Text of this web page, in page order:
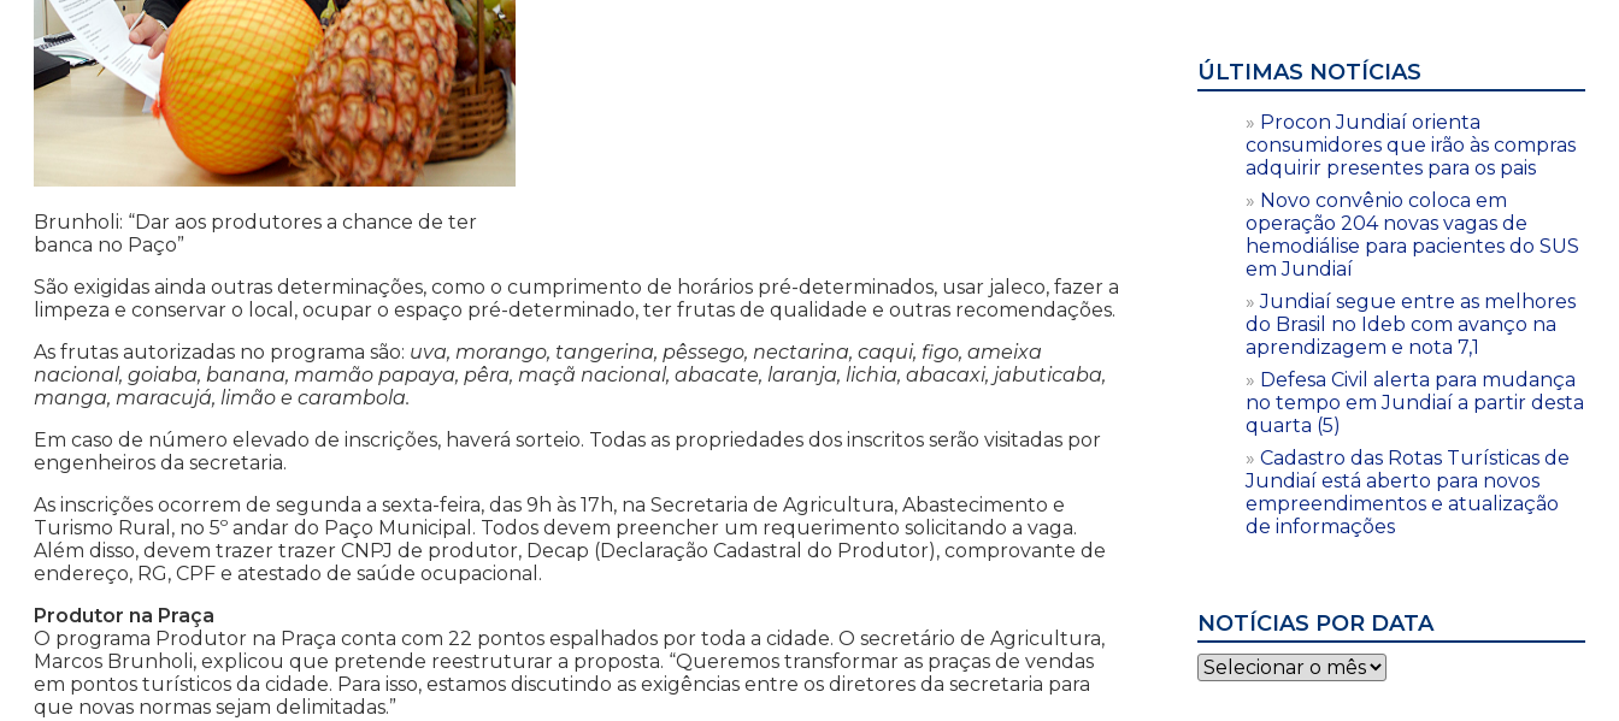
Brunholi: “Dar aos produtores a chance de ter
banca no Paço”
São exigidas ainda outras determinações, como o cumprimento de horários pré-determinados, usar jaleco, fazer a
limpeza e conservar o local, ocupar o espaço pré-determinado, ter frutas de qualidade e outras recomendações.
As frutas autorizadas no programa são: uva, morango, tangerina, pêssego, nectarina, caqui, figo, ameixa
nacional, goiaba, banana, mamão papaya, pêra, maçã nacional, abacate, laranja, lichia, abacaxi, jabuticaba,
manga, maracujá, limão e carambola.
Em caso de número elevado de inscrições, haverá sorteio. Todas as propriedades dos inscritos serão visitadas por
engenheiros da secretaria.
As inscrições ocorrem de segunda a sexta-feira, das 9h às 17h, na Secretaria de Agricultura, Abastecimento e
Turismo Rural, no 5º andar do Paço Municipal. Todos devem preencher um requerimento solicitando a vaga.
Além disso, devem trazer trazer CNPJ de produtor, Decap (Declaração Cadastral do Produtor), comprovante de
endereço, RG, CPF e atestado de saúde ocupacional.
Produtor na Praça
O programa Produtor na Praça conta com 22 pontos espalhados por toda a cidade. O secretário de Agricultura,
Marcos Brunholi, explicou que pretende reestruturar a proposta. “Queremos transformar as praças de vendas
em pontos turísticos da cidade. Para isso, estamos discutindo as exigências entre os diretores da secretaria para
que novas normas sejam delimitadas.”
ÚLTIMAS NOTÍCIAS
Procon Jundiaí orienta
consumidores que irão às compras
adquirir presentes para os pais
Novo convênio coloca em
operação 204 novas vagas de
hemodiálise para pacientes do SUS
em Jundiaí
Jundiaí segue entre as melhores
do Brasil no Ideb com avanço na
aprendizagem e nota 7,1
Defesa Civil alerta para mudança
no tempo em Jundiaí a partir desta
quarta (5)
Cadastro das Rotas Turísticas de
Jundiaí está aberto para novos
empreendimentos e atualização
de informações
NOTÍCIAS POR DATA
Notícias
por